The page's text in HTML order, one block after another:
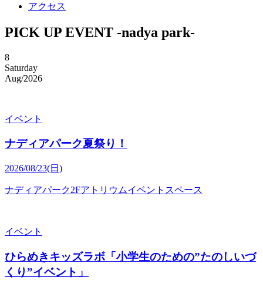
アクセス
PICK UP EVENT -nadya park-
8
Saturday
Aug/2026
イベント
ナディアパーク夏祭り！
2026/08/23(日)
ナディアパーク2Fアトリウムイベントスペース
イベント
ひらめきキッズラボ「小学生のための”たのしいづ
くり”イベント」